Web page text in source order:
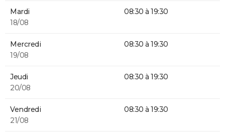
Mardi
18/08
08:30 à 19:30
Mercredi
19/08
08:30 à 19:30
Jeudi
20/08
08:30 à 19:30
Vendredi
21/08
08:30 à 19:30